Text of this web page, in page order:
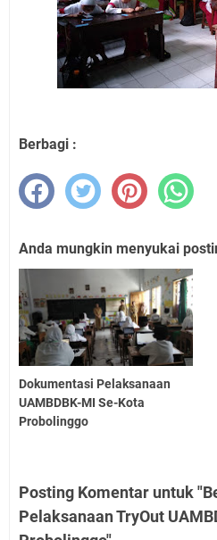
Berbagi :
Anda mungkin menyukai
Dokumentasi Pelaksanaan
UAMBDBK-MI Se-Kota
Probolinggo
Posting Komentar untuk
Pelaksanaan TryOut